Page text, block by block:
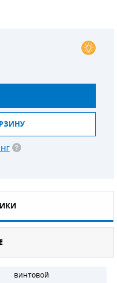
винтовой